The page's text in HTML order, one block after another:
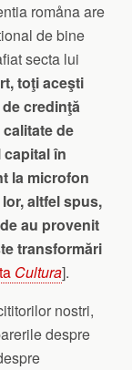
romåna are
de bine
secta lui
toţi aceşti
credinţă
de
în
la microfon
altfel spus,
au provenit
transformări
Cultura].
nostri,
despre